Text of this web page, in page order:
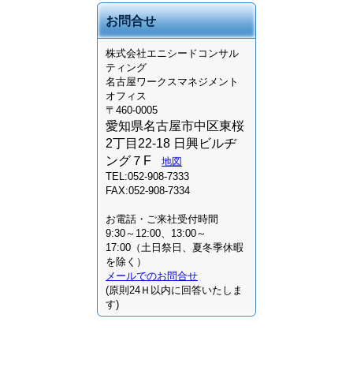
お問合せ
株式会社エニシードコンサル
ティング
名古屋ワークスマネジメント
オフィス
〒460-0005
愛知県名古屋市中区東桜
2丁目22-18 日興ビルヂ
ング７F
地図
TEL:052-908-7333
FAX:052-908-7334
お電話・ご来社受付時間
9:30～12:00、13:00～
17:00（土日祭日、夏冬季休暇
を除く）
メールでのお問合せ
(原則24Ｈ以内に回答いたしま
す)